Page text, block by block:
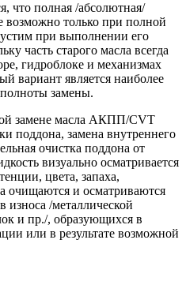
что полная /абсолютная/
возможно только при полной
при выполнении его
часть старого масла всегда
гидроблоке и механизмах
вариант является наиболее
замены.
замене масла АКПП/CVT
поддона, замена внутреннего
очистка поддона от
визуально осматривается
цвета, запаха,
очищаются и осматриваются
износа /металлической
и пр./, образующихся в
или в результате возможной